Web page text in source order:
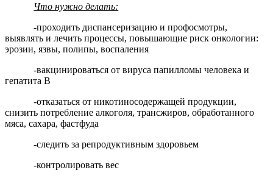
Что нужно делать:
-проходить диспансеризацию и профосмотры,
выявлять и лечить процессы, повышающие риск онкологии:
эрозии, язвы, полипы, воспаления
-вакцинироваться от вируса папилломы человека и
гепатита В
-отказаться от никотиносодержащей продукции,
снизить потребление алкоголя, трансжиров, обработанного
мяса, сахара, фастфуда
-следить за репродуктивным здоровьем
-контролировать вес